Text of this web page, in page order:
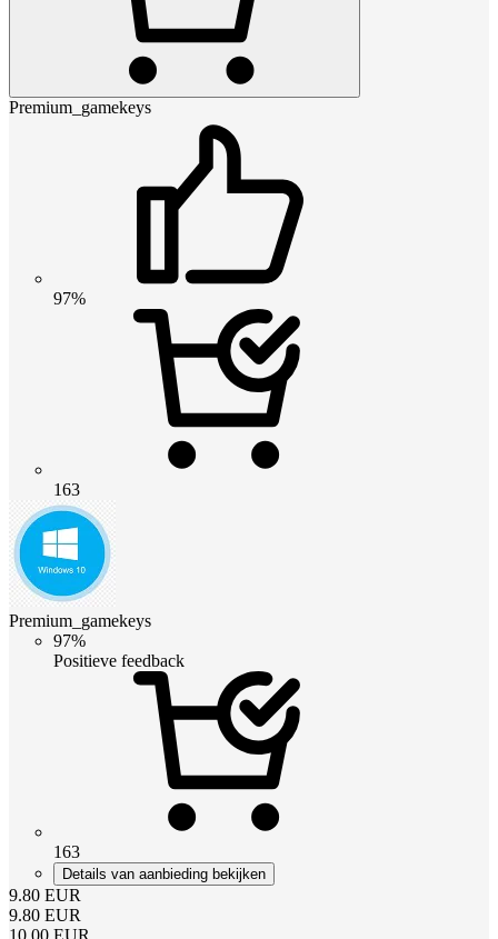
Premium_gamekeys
97%
163
Premium_gamekeys
97%
Positieve feedback
163
Details van aanbieding bekijken
9.80 EUR
9.80 EUR
10.00 EUR